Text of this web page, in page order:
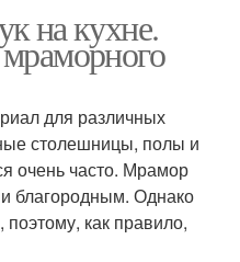
Камень для фартука
на кухне.
для различных
столешницы, полы и
очень часто. Мрамор
благородным. Однако
как правило,